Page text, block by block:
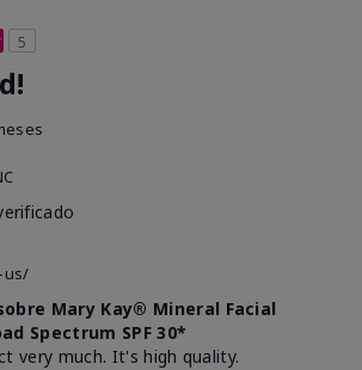
5
us/
Mary Kay® Mineral Facial
Spectrum SPF 30*
very much. It's high quality.